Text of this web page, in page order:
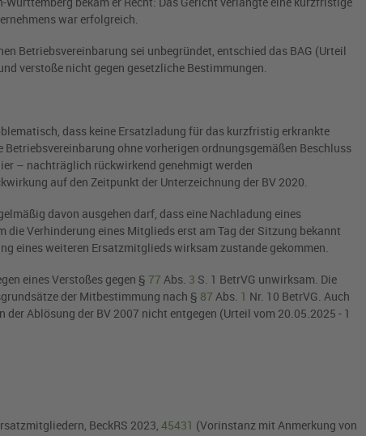
war erfolgreich.
Betriebsvereinbarung sei unbegründet, entschied das BAG (Urteil
verstoße nicht gegen gesetzliche Bestimmungen.
dass keine Ersatzladung für das kurzfristig erkrankte
ohne vorherigen ordnungsgemäßen Beschluss
– nachträglich rückwirkend genehmigt werden
auf den Zeitpunkt der Unterzeichnung der BV 2020.
davon ausgehen darf, dass eine Nachladung eines
Verhinderung eines Mitglieds erst am Tag der Sitzung bekannt
eines weiteren Ersatzmitglieds wirksam zustande gekommen.
eines Verstoßes gegen § 77 Abs. 3 S. 1 BetrVG unwirksam. Die
der Mitbestimmung nach § 87 Abs. 1 Nr. 10 BetrVG. Auch
Ablösung der BV 2007 nicht entgegen (Urteil vom 20.05.2025 - 1
BeckRS 2023, 45431 (Vorinstanz mit Anmerkung von